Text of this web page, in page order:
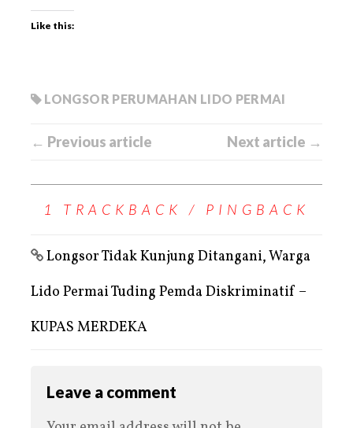
Like this:
LONGSOR PERUMAHAN LIDO PERMAI
← Previous article Next article →
1 TRACKBACK / PINGBACK
Longsor Tidak Kunjung Ditangani, Warga
Lido Permai Tuding Pemda Diskriminatif –
KUPAS MERDEKA
Leave a comment